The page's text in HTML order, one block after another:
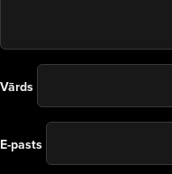
Vārds
E-pasts